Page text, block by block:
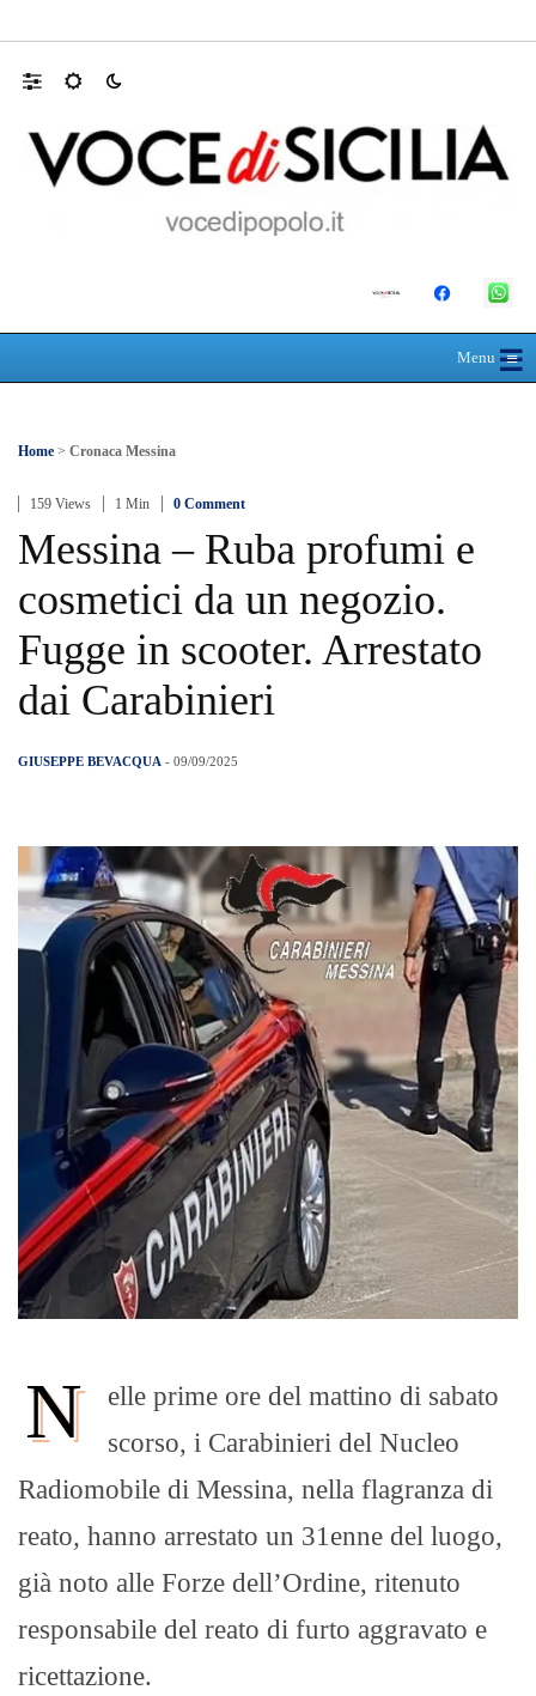
Menu≡
☰
Home > Cronaca Messina
159 Views 1 Min 0 Comment
Messina – Ruba profumi e
cosmetici da un negozio.
Fugge in scooter. Arrestato
dai Carabinieri
GIUSEPPE BEVACQUA - 09/09/2025
N
elle prime ore del mattino di sabato
scorso, i Carabinieri del Nucleo
Radiomobile di Messina, nella flagranza di
reato, hanno arrestato un 31enne del luogo,
già noto alle Forze dell’Ordine, ritenuto
responsabile del reato di furto aggravato e
ricettazione.